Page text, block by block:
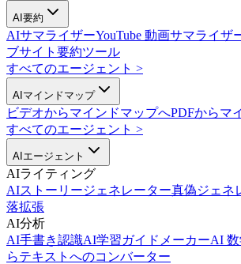
AI要約
AIサマライザーYouTube 動画サマライザ
ブサイト要約ツール
すべてのエージェント >
AIマインドマップ
ビデオからマインドマップへPDFからマ
すべてのエージェント >
AIエージェント
AIライティング
AIストーリージェネレーター真偽ジェネ
落拡張
AI分析
AI手書き認識AI学習ガイドメーカーAI
らテキストへのコンバーター